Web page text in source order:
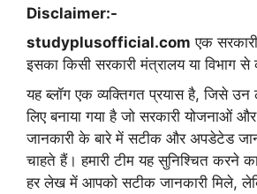
Disclaimer:-
studyplusofficial.com एक
इसका किसी सरकारी मंत्रालय या विभाग
यह ब्लॉग एक व्यक्तिगत प्रयास है, जिसे उन
लिए बनाया गया है जो सरकारी योजनाओं
जानकारी के बारे में सटीक और अपडेटेड
चाहते हैं। हमारी टीम यह सुनिश्चित करने
हर लेख में आपको सटीक जानकारी मिले,